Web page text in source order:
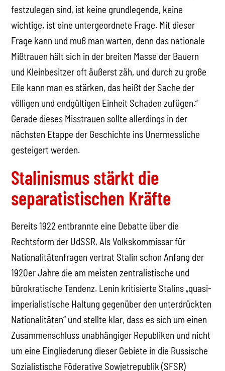
festzulegen sind, ist keine grundlegende, keine
wichtige, ist eine untergeordnete Frage. Mit dieser
Frage kann und muß man warten, denn das nationale
Mißtrauen hält sich in der breiten Masse der Bauern
und Kleinbesitzer oft äußerst zäh, und durch zu große
Eile kann man es stärken, das heißt der Sache der
völligen und endgültigen Einheit Schaden zufügen.“
Gerade dieses Misstrauen sollte allerdings in der
nächsten Etappe der Geschichte ins Unermessliche
gesteigert werden.
Stalinismus stärkt die
separatistischen Kräfte
Bereits 1922 entbrannte eine Debatte über die
Rechtsform der UdSSR. Als Volkskommissar für
Nationalitätenfragen vertrat Stalin schon Anfang der
1920er Jahre die am meisten zentralistische und
bürokratische Tendenz. Lenin kritisierte Stalins „quasi-
imperialistische Haltung gegenüber den unterdrückten
Nationalitäten“ und stellte klar, dass es sich um einen
Zusammenschluss unabhängiger Republiken und nicht
um eine Eingliederung dieser Gebiete in die Russische
Sozialistische Föderative Sowjetrepublik (SFSR)